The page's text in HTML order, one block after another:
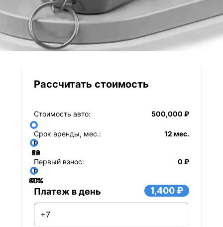
Рассчитать стоимость
Стоимость авто: 500,000 ₽
Срок аренды, мес.: 12 мес.
12
24
36
48
60
72
84
Первый взнос:
0 ₽
0%
20%
40%
60%
80%
Платеж в день 1,400 ₽